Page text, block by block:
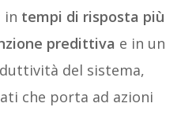
in tempi di risposta più
predittiva e in un
del sistema,
che porta ad azioni